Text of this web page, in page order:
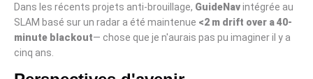
Dans les récents projets anti-brouillage, GuideNavintégrée au
SLAM basé sur un radar a été maintenue <2 m drift over a 40-
minute blackout— chose que je n'aurais pas pu imaginer il y a
cinq ans.